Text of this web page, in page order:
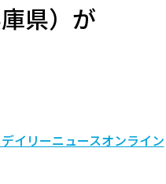
県）が
イリーニュースオンライン